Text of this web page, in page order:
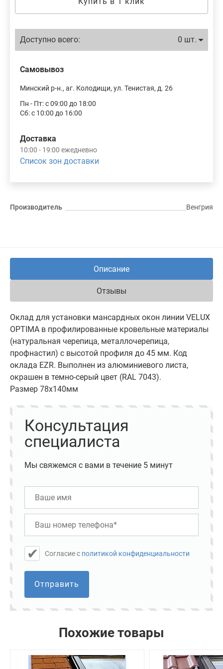
Производитель Венгрия
Доступно всего: 0 шт.
Самовывоз
Минский р-н., аг. Колодищи, ул. Тенистая, д. 26
Пн - Пт: с 09:00 до 18:00
Сб: с 10:00 до 16:00
Доставка
10:00 - 19:00 ежедневно
Список зон доставки
Описание
Отзывы
Оклад для установки мансардных окон линии VELUX
OPTIMA в профилированные кровельные материалы
(натуральная черепица, металлочерепица,
профнастил) с высотой профиля до 45 мм. Код
оклада EZR. Выполнен из алюминиевого листа,
окрашен в темно-cерый цвет (RAL 7043).
Размер 78х140мм
Консультация
специалиста
Мы свяжемся с вами в течение 5 минут
Cогласие с политикой конфиденциальности
Отправить
Похожие товары